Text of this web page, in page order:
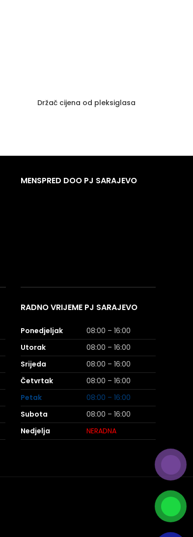
Držač cijena od pleksiglasa
MENSPRED DOO PJ SARAJEVO
RADNO VRIJEME PJ SARAJEVO
Ponedjeljak
08:00 – 16:00
Utorak
08:00 – 16:00
Srijeda
08:00 – 16:00
Četvrtak
08:00 – 16:00
Petak
08:00 – 16:00
Subota
08:00 – 16:00
Nedjelja
NERADNA